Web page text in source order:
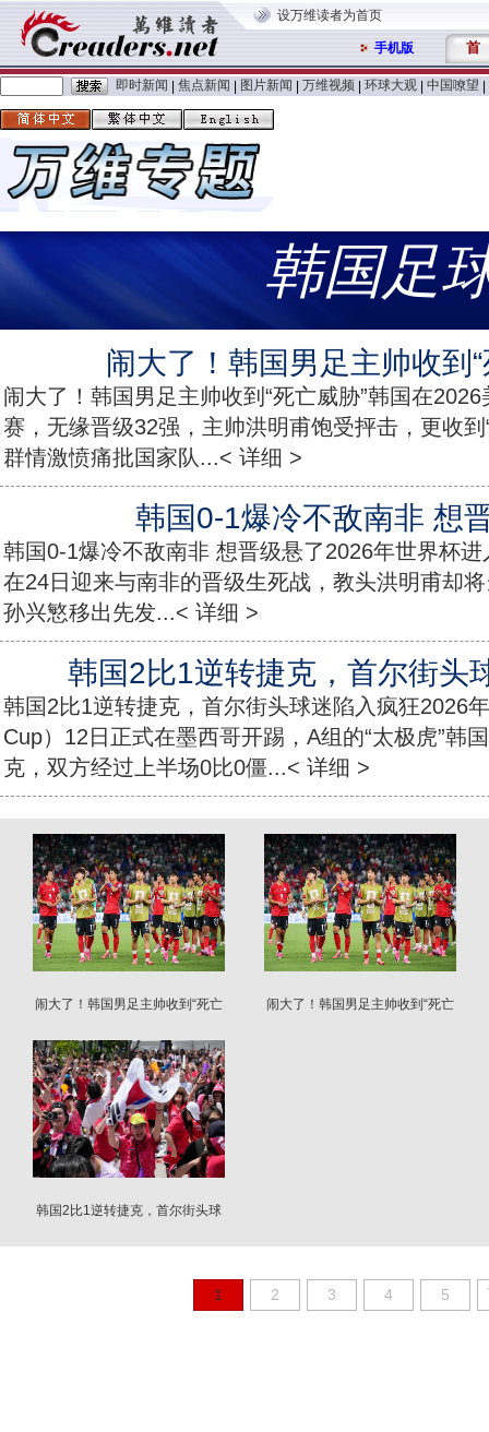
设万维读者为首页
手机版 首
即时新闻 焦点新闻 图片新闻 万维视频 环球大观 中国嘹望
韩国足
闹大了！韩国男足主帅收到“
闹大了！韩国男足主帅收到“死亡威胁”韩国在
赛，无缘晋级32强，主帅洪明甫饱受抨击，更收到
群情激愤痛批国家队...< 详细 >
韩国0-1爆冷不敌南非 想
韩国0-1爆冷不敌南非 想晋级悬了2026年世界杯
在24日迎来与南非的晋级生死战，教头洪明甫却
孙兴慜移出先发...< 详细 >
韩国2比1逆转捷克，首尔街头
韩国2比1逆转捷克，首尔街头球迷陷入疯狂2026
Cup）12日正式在墨西哥开踢，A组的“太极虎”韩
克，双方经过上半场0比0僵...< 详细 >
闹大了！韩国男足主帅收到“死亡
闹大了！韩国男足主帅收到“死亡
韩国2比1逆转捷克，首尔街头球
1 2 3 4 5